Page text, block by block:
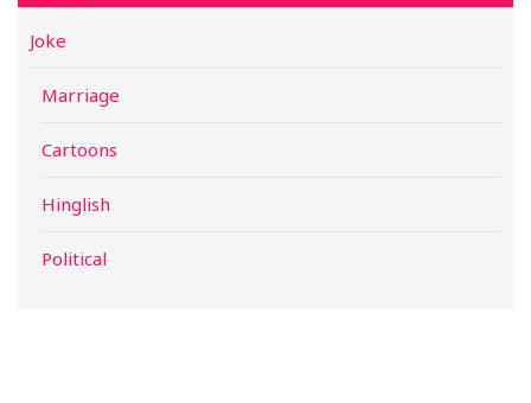
Joke
Marriage
Cartoons
Hinglish
Political